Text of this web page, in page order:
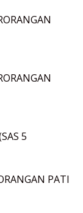
5
PATI